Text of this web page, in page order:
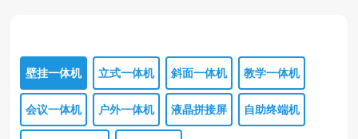
壁挂一体机 立式一体机 斜面一体机 教学一体机
会议一体机 户外一体机 液晶拼接屏 自助终端机